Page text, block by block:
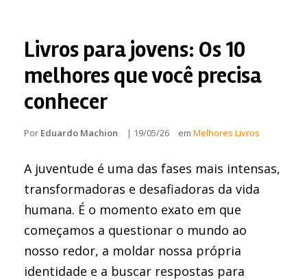
Livros para jovens: Os 10
melhores que você precisa
conhecer
Por Eduardo Machion | 19/05/26 em Melhores Livros
A juventude é uma das fases mais intensas,
transformadoras e desafiadoras da vida
humana. É o momento exato em que
começamos a questionar o mundo ao
nosso redor, a moldar nossa própria
identidade e a buscar respostas para